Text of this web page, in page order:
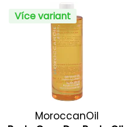
Více variant
MoroccanOil